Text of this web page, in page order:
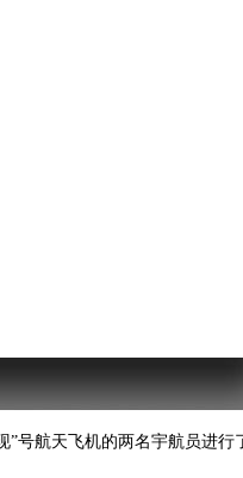
航天飞机的两名宇航员进行